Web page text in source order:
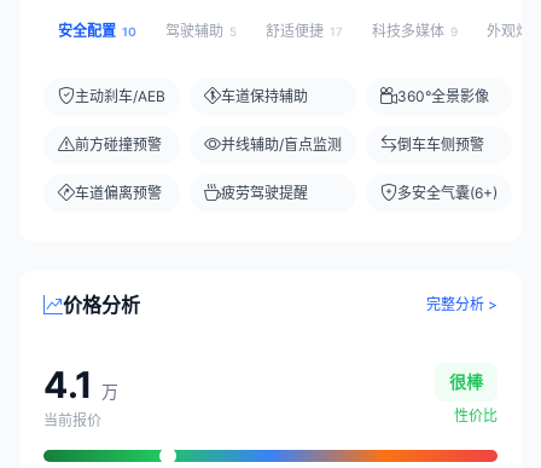
安全配置 10 驾驶辅助 5 舒适便捷 17 科技多媒体 9 外观灯
主动刹车/AEB
前方碰撞预警
车道偏离预警
车道保持辅助
并线辅助/盲点监测
疲劳驾驶提醒
360°全景影像
倒车车侧预警
多安全气囊(6+)
价格分析 完整分析 >
4.1 万
当前报价
很棒
性价比